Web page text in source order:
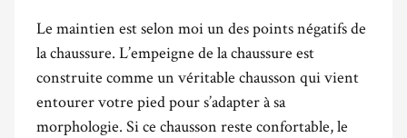
Le maintien est selon moi un des points négatifs de
la chaussure. L’empeigne de la chaussure est
construite comme un véritable chausson qui vient
entourer votre pied pour s’adapter à sa
morphologie. Si ce chausson reste confortable, le